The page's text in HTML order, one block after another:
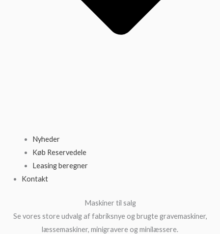
Nyheder
Køb Reservedele
Leasing beregner
Kontakt
Maskiner til salg
Se vores store udvalg af fabriksnye og brugte gravemaskiner,
læssemaskiner, minigravere og minilæssere.